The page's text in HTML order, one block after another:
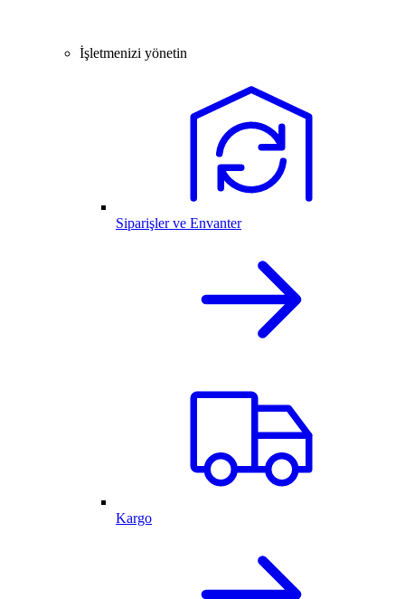
İşletmenizi yönetin
Siparişler ve Envanter
Kargo